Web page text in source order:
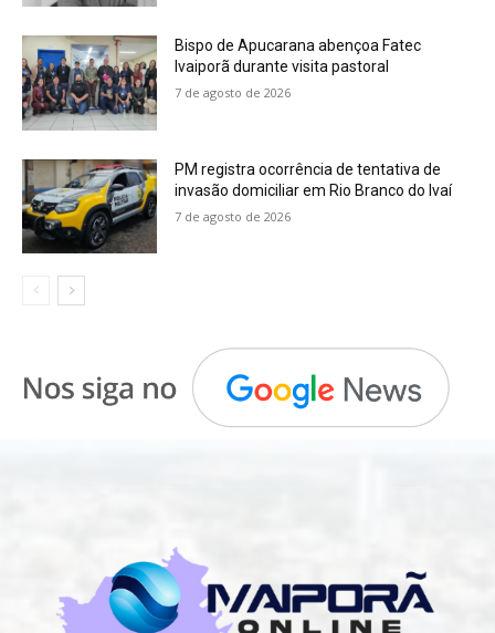
Bispo de Apucarana abençoa Fatec
Ivaiporã durante visita pastoral
7 de agosto de 2026
PM registra ocorrência de tentativa de
invasão domiciliar em Rio Branco do Ivaí
7 de agosto de 2026